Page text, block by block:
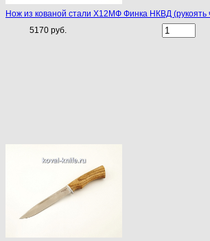
Нож из кованой стали Х12МФ Финка НКВД (рукоять
5170 руб.